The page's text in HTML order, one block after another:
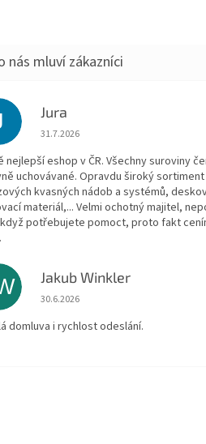
Jura
Hodnocení obchodu je 5 z 5
31.7.2026
nejlepší eshop v ČR. Všechny suroviny
uchovávané. Opravdu široký
kvasných nádob a systémů,
materiál,... Velmi ochotný majitel,
potřebujete pomoct, proto fakt
Jakub Winkler
Hodnocení obchodu je 5 z 5
30.6.2026
domluva i rychlost odeslání.